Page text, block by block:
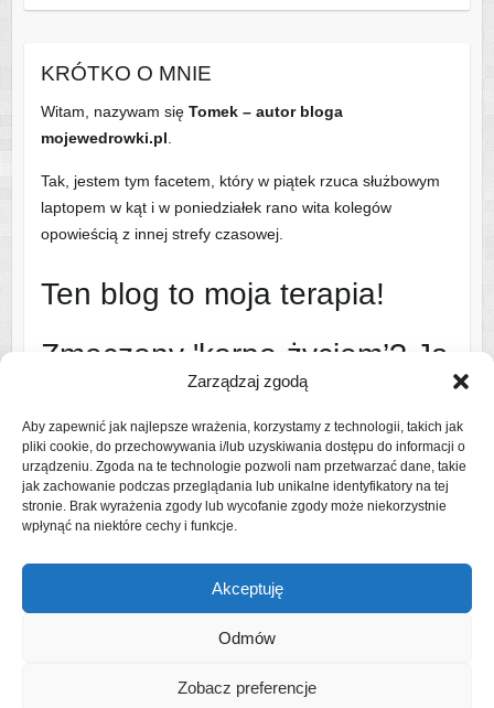
Zarządzaj zgodą
Aby zapewnić jak najlepsze wrażenia, korzystamy z technologii, takich jak
pliki cookie, do przechowywania i/lub uzyskiwania dostępu do informacji o
urządzeniu. Zgoda na te technologie pozwoli nam przetwarzać dane, takie
jak zachowanie podczas przeglądania lub unikalne identyfikatory na tej
stronie. Brak wyrażenia zgody lub wycofanie zgody może niekorzystnie
wpłynąć na niektóre cechy i funkcje.
Akceptuję
Odmów
Zobacz preferencje
KRÓTKO O MNIE
Witam, nazywam się Tomek – autor bloga
mojewedrowki.pl
Tak, jestem tym facetem, który w piątek rzuca służbowym
laptopem w kąt i w poniedziałek rano wita kolegów
opowieścią z innej strefy czasowej.
Ten blog to moja terapia!
Zmęczony 'korpo-życiem’? Ja
też!
Dlatego ruszam na szlak i w świat – najczęściej z bandą
uroczych, ale wymagających współtowarzyszy podróży
(czytaj: rodziną).